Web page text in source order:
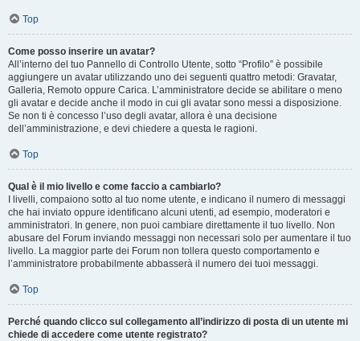
Top
Come posso inserire un avatar?
All’interno del tuo Pannello di Controllo Utente, sotto “Profilo” è possibile
aggiungere un avatar utilizzando uno dei seguenti quattro metodi: Gravatar,
Galleria, Remoto oppure Carica. L’amministratore decide se abilitare o meno
gli avatar e decide anche il modo in cui gli avatar sono messi a disposizione.
Se non ti è concesso l’uso degli avatar, allora è una decisione
dell’amministrazione, e devi chiedere a questa le ragioni.
Top
Qual è il mio livello e come faccio a cambiarlo?
I livelli, compaiono sotto al tuo nome utente, e indicano il numero di messaggi
che hai inviato oppure identificano alcuni utenti, ad esempio, moderatori e
amministratori. In genere, non puoi cambiare direttamente il tuo livello. Non
abusare del Forum inviando messaggi non necessari solo per aumentare il tuo
livello. La maggior parte dei Forum non tollera questo comportamento e
l’amministratore probabilmente abbasserà il numero dei tuoi messaggi.
Top
Perché quando clicco sul collegamento all’indirizzo di posta di un utente mi
chiede di accedere come utente registrato?